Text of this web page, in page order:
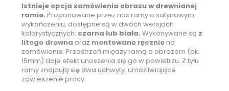
Istnieje opcja zamówienia obrazu w drewnianej
ramie. Proponowane przez nas ramy o satynowym
wykończeniu, dostępne są w dwóch wersjach
kolorystycznych: czarna lub biała. Wykonywane są z
litego drewna oraz montowane ręcznie na
zamówienie. Przestrzeń między ramą a obrazem (ok.
15mm) daje efekt unoszenia się go w powietrzu. Z tyłu
ramy znajdują się dwa uchwyty, umożliwiające
zawieszenie pracy.